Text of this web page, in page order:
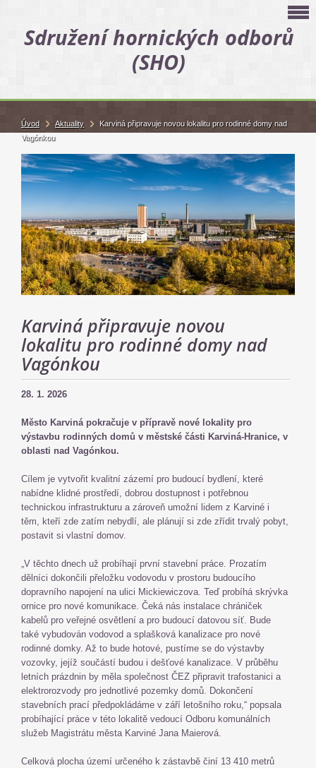
Sdružení hornických odborů
(SHO)
Karviná připravuje novou
lokalitu pro rodinné domy nad
Vagónkou
28. 1. 2026
Město Karviná pokračuje v přípravě nové lokality pro
výstavbu rodinných domů v městské části Karviná-Hranice, v
oblasti nad Vagónkou.
Cílem je vytvořit kvalitní zázemí pro budoucí bydlení, které
nabídne klidné prostředí, dobrou dostupnost i potřebnou
technickou infrastrukturu a zároveň umožní lidem z Karviné i
těm, kteří zde zatím nebydlí, ale plánují si zde zřídit trvalý pobyt,
postavit si vlastní domov.
„V těchto dnech už probíhají první stavební práce. Prozatím
dělníci dokončili přeložku vodovodu v prostoru budoucího
dopravního napojení na ulici Mickiewiczova. Teď probíhá skrývka
ornice pro nové komunikace. Čeká nás instalace chrániček
kabelů pro veřejné osvětlení a pro budoucí datovou síť. Bude
také vybudován vodovod a splašková kanalizace pro nové
rodinné domky. Až to bude hotové, pustíme se do výstavby
vozovky, jejíž součástí budou i dešťové kanalizace. V průběhu
letních prázdnin by měla společnost ČEZ připravit trafostanici a
elektrorozvody pro jednotlivé pozemky domů. Dokončení
stavebních prací předpokládáme v září letošního roku,“ popsala
probíhající práce v této lokalitě vedoucí Odboru komunálních
služeb Magistrátu města Karviné Jana Maierová.
Celková plocha území určeného k zástavbě činí 13 410 metrů
Úvod Aktuality
Karviná připravuje novou lokalitu pro rodinné domy nad
Vagónkou